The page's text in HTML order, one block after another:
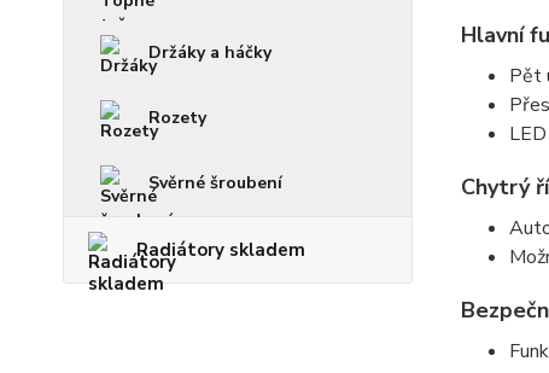
Držáky a háčky
Rozety
Svěrné šroubení
Radiátory skladem
Hlavní
Pět
Chytrý